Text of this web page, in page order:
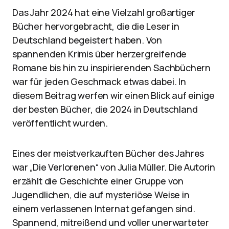
Das Jahr 2024 hat eine Vielzahl großartiger
Bücher hervorgebracht, die die Leser in
Deutschland begeistert haben. Von
spannenden Krimis über herzergreifende
Romane bis hin zu inspirierenden Sachbüchern
war für jeden Geschmack etwas dabei. In
diesem Beitrag werfen wir einen Blick auf einige
der besten Bücher, die 2024 in Deutschland
veröffentlicht wurden.
Eines der meistverkauften Bücher des Jahres
war „Die Verlorenen“ von Julia Müller. Die Autorin
erzählt die Geschichte einer Gruppe von
Jugendlichen, die auf mysteriöse Weise in
einem verlassenen Internat gefangen sind.
Spannend, mitreißend und voller unerwarteter